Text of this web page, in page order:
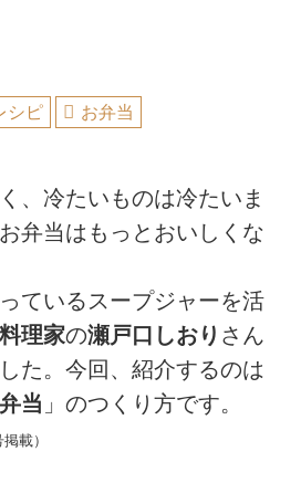
シピ お弁当
、冷たいものは冷たいま
弁当はもっとおいしくな
ているスープジャーを活
料理家の瀬戸口しおり さん
た。今回、紹介するのは
当 」のつくり方です。
載）